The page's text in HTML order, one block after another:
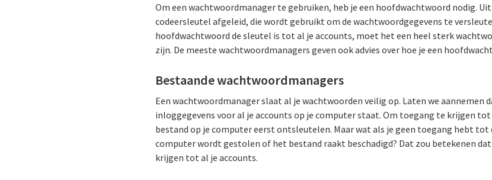
Om een wachtwoordmanager te gebruiken, heb je een hoofdwachtwoord nodig.
codeersleutel afgeleid, die wordt gebruikt om de wachtwoordgegevens te
hoofdwachtwoord de sleutel is tot al je accounts, moet het een heel sterk
zijn. De meeste wachtwoordmanagers geven ook advies over hoe je een
Bestaande wachtwoordmanagers
Een wachtwoordmanager slaat al je wachtwoorden veilig op. Laten we aannemen
inloggegevens voor al je accounts op je computer staat. Om toegang te krijgen
bestand op je computer eerst ontsleutelen. Maar wat als je geen toegang hebt tot
computer wordt gestolen of het bestand raakt beschadigd? Dat zou betekenen
krijgen tot al je accounts.